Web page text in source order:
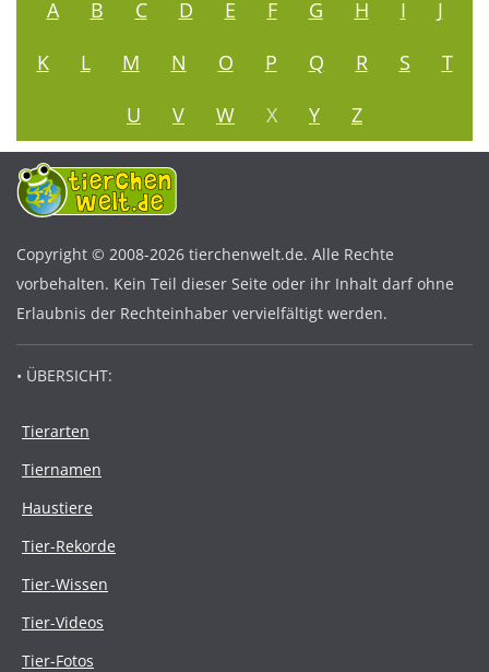
A B C D E F G H I
J
K
L M N O P Q R S
T
U
V W X Y Z
Copyright © 2008-2026 tierchenwelt.de. Alle Rechte
vorbehalten. Kein Teil dieser Seite oder ihr Inhalt darf ohne
Erlaubnis der Rechteinhaber vervielfältigt werden.
• ÜBERSICHT:
Tierarten
Tiernamen
Haustiere
Tier-Rekorde
Tier-Wissen
Tier-Videos
Tier-Fotos